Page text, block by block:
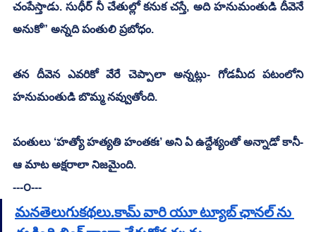
చంపేస్తాడు. సుధీర్ నీ చేతుల్లో కనుక చస్తే, అది హనుమంతుడి దీవెనే
అనుకో” అన్నది పంతులి ప్రబోధం.
తన దీవెన ఎవరికో వేరే చెప్పాలా అన్నట్లు- గోడమీద పటంలోని
హనుమంతుడి బొమ్మ నవ్వుతోంది.
పంతులు ‘హత్యో హత్యతి హంతకః’ అని ఏ ఉద్దేశ్యంతో అన్నాడో కానీ-
ఆ మాట అక్షరాలా నిజమైంది.
---౦---
మనతెలుగుకథలు.కామ్ వారి యూ ట్యూబ్ ఛానల్ ను